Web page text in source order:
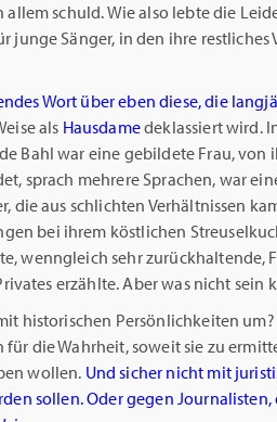
schuld. Wie also lebte die
junge Sänger, in den ihre restliches
Wort über eben diese, die
als Hausdamedeklassiert wird.
Bahl war eine gebildete Frau, von
sprach mehrere Sprachen, war
die aus schlichten Verhältnissen
bei ihrem köstlichen
wenngleich sehr zurückhaltende,
erzählte. Aber was nicht sein
historischen Persönlichkeiten
für die Wahrheit, soweit sie zu
wollen. Und sicher nicht mit
sollen. Oder gegen